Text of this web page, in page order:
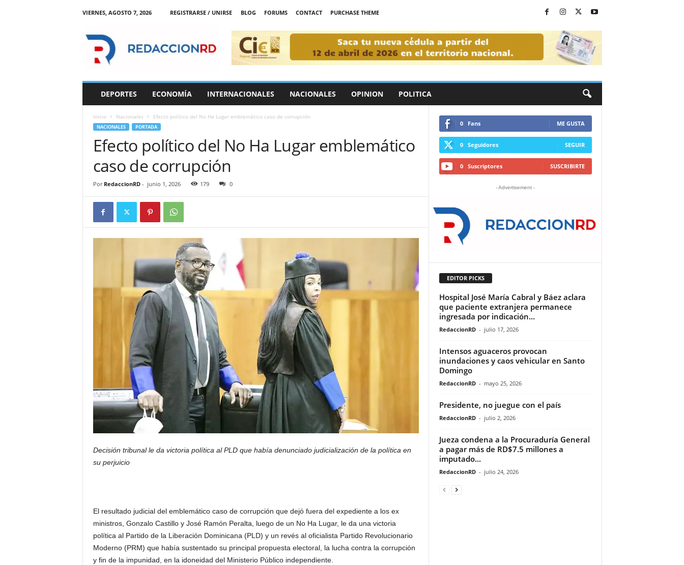
VIERNES, AGOSTO 7, 2026 REGISTRARSE / UNIRSE BLOG FORUMS CONTACT
PURCHASE THEME
DEPORTES ECONOMÍA INTERNACIONALES NACIONALES OPINION POLITICA
Inicio Nacionales Efecto político del No Ha Lugar emblemático caso de corrupción
NACIONALES PORTADA
Efecto político del No Ha Lugar emblemático
caso de corrupción
Por RedaccionRD- junio 1, 2026 179 0
Decisión tribunal le da victoria política al PLD que había denunciado judicialización de la política en
su perjuicio
El resultado judicial del emblemático caso de corrupción que dejó fuera del expediente a los ex
ministros, Gonzalo Castillo y José Ramón Peralta, luego de un No Ha Lugar, le da una victoria
política al Partido de la Liberación Dominicana (PLD) y un revés al oficialista Partido Revolucionario
Moderno (PRM) que había sustentado su principal propuesta electoral, la lucha contra la corrupción
y fin de la impunidad, en la idoneidad del Ministerio Público independiente.
0 Fans ME GUSTA
0 Seguidores SEGUIR
0 Suscriptores SUSCRIBIRTE
- Advertisement -
EDITOR PICKS
Hospital José María Cabral y Báez aclara
que paciente extranjera permanece
ingresada por indicación...
RedaccionRD - julio 17, 2026
Intensos aguaceros provocan
inundaciones y caos vehicular en Santo
Domingo
RedaccionRD - mayo 25, 2026
Presidente, no juegue con el país
RedaccionRD - julio 2, 2026
Jueza condena a la Procuraduría General
a pagar más de RD$7.5 millones a
imputado...
RedaccionRD - julio 24, 2026